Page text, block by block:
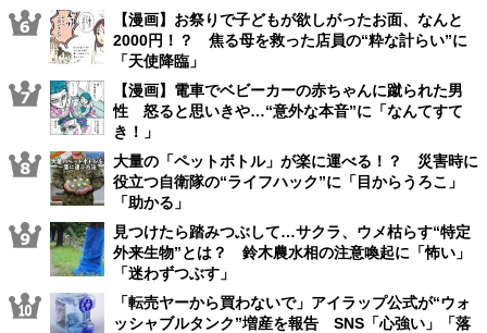
【漫画】お祭りで子どもが欲しがったお面、なんと
2000円！？ 焦る母を救った店員の“粋な計らい”に
「天使降臨」
【漫画】電車でベビーカーの赤ちゃんに蹴られた男
性 怒ると思いきや…“意外な本音”に「なんてすて
き！」
大量の「ペットボトル」が楽に運べる！？ 災害時に
役立つ自衛隊の“ライフハック”に「目からうろこ」
「助かる」
見つけたら踏みつぶして…サクラ、ウメ枯らす“特定
外来生物”とは？ 鈴木農水相の注意喚起に「怖い」
「迷わずつぶす」
「転売ヤーから買わないで」アイラップ公式が“ウォ
ッシャブルタンク”増産を報告 SNS「心強い」「落